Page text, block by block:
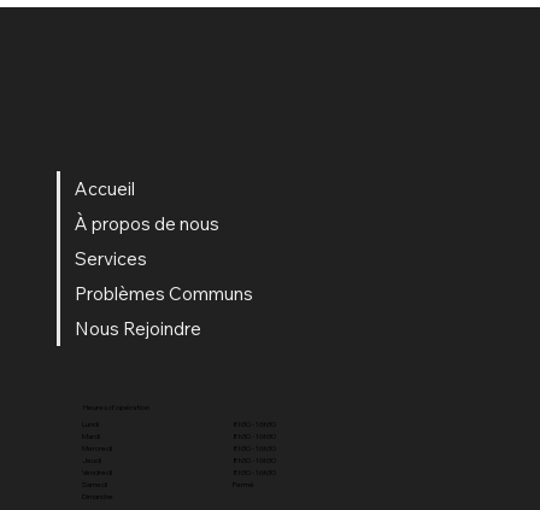
Accueil
À propos de nous
Services
Problèmes Communs
Nous Rejoindre
Heures d'opération
8h30 - 16h30
8h30 - 16h30
8h30 - 16h30
8h30 - 16h30
8h30 - 16h30